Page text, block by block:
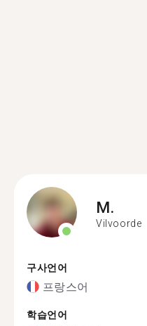
M.
Vilvoorde
구사언어
프랑스어
학습언어